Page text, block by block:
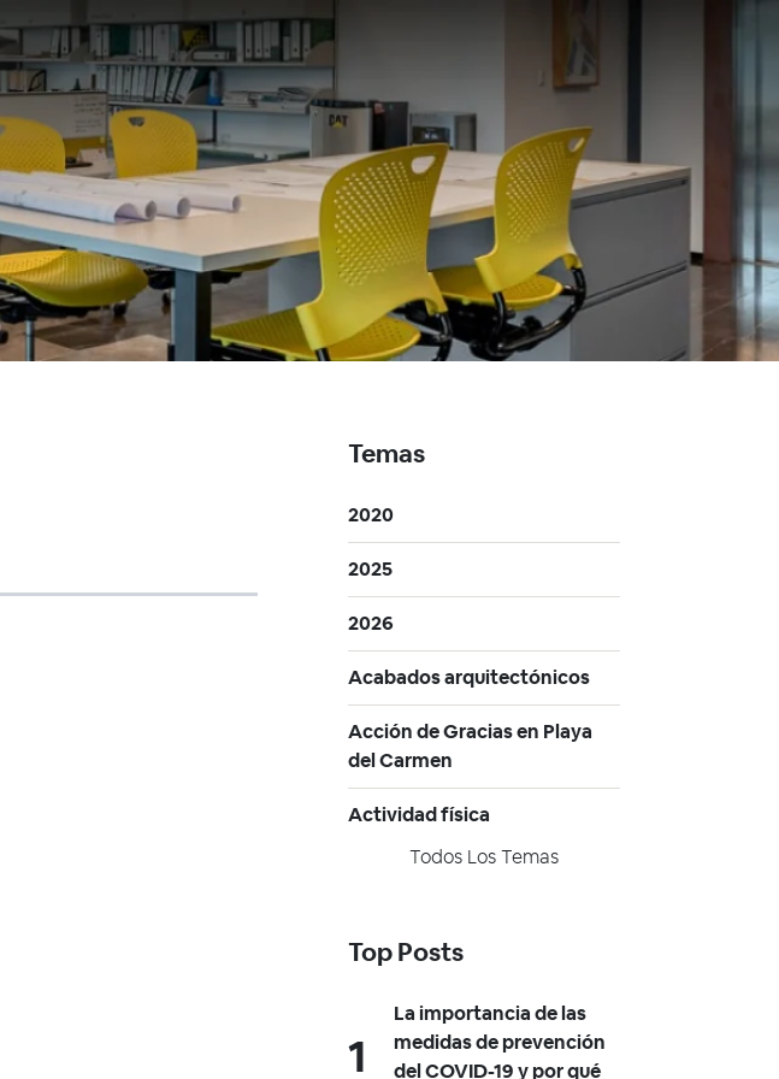
Temas
2020
2025
2026
Acabados arquitectónicos
Acción de Gracias en Playa
del Carmen
Actividad física
Todos Los Temas
Top Posts
La importancia de las
medidas de prevención
del COVID-19 y por qué